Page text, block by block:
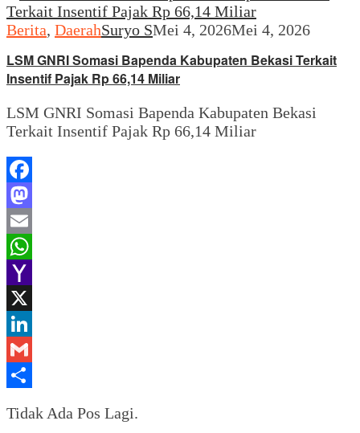
Berita, DaerahSuryo SMei 4, 2026Mei 4, 2026
LSM GNRI Somasi Bapenda Kabupaten Bekasi Terkait
Insentif Pajak Rp 66,14 Miliar
LSM GNRI Somasi Bapenda Kabupaten Bekasi
Terkait Insentif Pajak Rp 66,14 Miliar
Facebook
Mastodon
Email
WhatsApp
Yahoo
Mail
X
LinkedIn
Gmail
Tidak Ada Pos Lagi.